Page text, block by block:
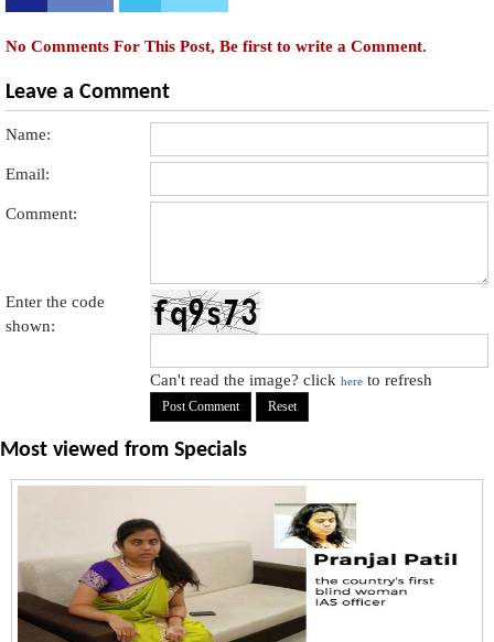
No Comments For This Post, Be first to write a Comment.
Leave a Comment
Name:
Email:
Comment:
Enter the code
shown:
Can't read the image? clickhere to refresh
Most viewed from Specials